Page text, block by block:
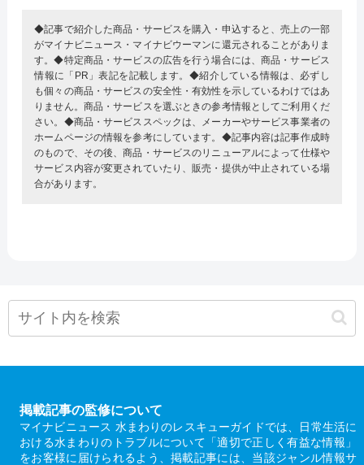
◆記事で紹介した商品・サービスを購入・申込すると、売上の一部
がマイナビニュース・マイナビウーマンに還元されることがありま
す。◆特定商品・サービスの広告を行う場合には、商品・サービス
情報に「PR」表記を記載します。◆紹介している情報は、必ずし
も個々の商品・サービスの安全性・有効性を示しているわけではあ
りません。商品・サービスを選ぶときの参考情報としてご利用くだ
さい。◆商品・サービススペックは、メーカーやサービス事業者の
ホームページの情報を参考にしています。◆記事内容は記事作成時
のもので、その後、商品・サービスのリニューアルによって仕様や
サービス内容が変更されていたり、販売・提供が中止されている場
合があります。
掲載記事の監修について
マイナビニュース 水まわりのレスキューガイドでは、日常生活に
おける水まわりのトラブルについて「適切で正しく有益な情報」
をお客様に届けられるよう、掲載記事には、当該ジャンル情報サ